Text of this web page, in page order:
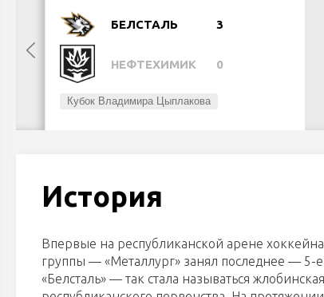
БЕЛСТАЛЬ 3
НЕФТЕХИМИК 0
Кубок Владимира Цыплакова
История
Впервые на республиканской арене
группы — «Металлург» занял последнее — 5-е
«Белсталь» — так стала называться